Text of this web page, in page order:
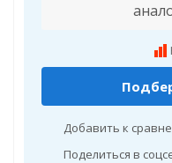
Добавить к
Поделиться в